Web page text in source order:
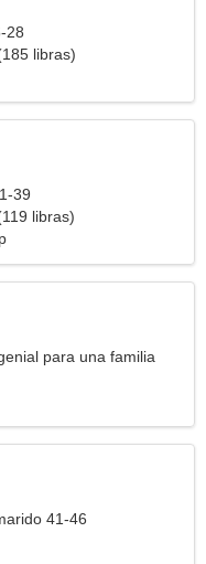
28
libras)
39
libras)
para una familia
41-46